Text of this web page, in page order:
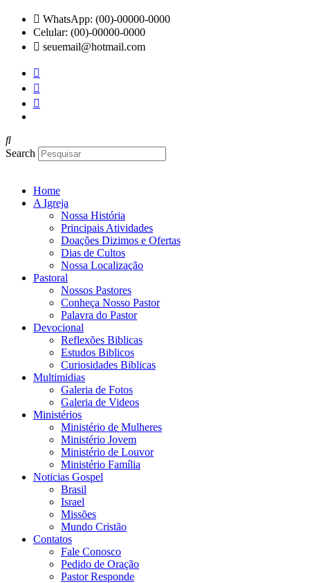
para
conteúdo
WhatsApp: (00)-00000-0000
Celular: (00)-00000-0000
seuemail@hotmail.com
Search
Home
A Igreja
Nossa História
Principais Atividades
Doações Dizimos e Ofertas
Dias de Cultos
Nossa Localização
Pastoral
Nossos Pastores
Conheça Nosso Pastor
Palavra do Pastor
Devocional
Reflexões Biblicas
Estudos Biblicos
Curiosidades Biblicas
Multimidias
Galeria de Fotos
Galeria de Videos
Ministérios
Ministério de Mulheres
Ministério Jovem
Ministério de Louvor
Ministério Família
Noticias Gospel
Brasil
Israel
Missões
Mundo Cristão
Contatos
Fale Conosco
Pedido de Oração
Pastor Responde